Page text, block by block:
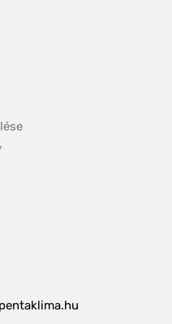
pdf, 153.9 kB.